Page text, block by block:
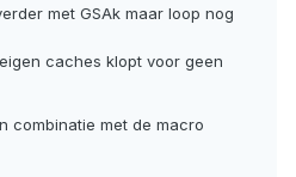
met GSAk maar loop nog
caches klopt voor geen
combinatie met de macro